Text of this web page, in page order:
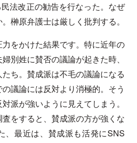
法改正の勧告を行なった。なぜ
榊原弁護士は厳しく批判する。
力をかけた結果です。特に近年の
別姓に賛否の議論が起きた時、
ち。賛成派は不毛の議論になる
議論には反対より消極的。そう
派が強いように見えてしまう。
をすると、賛成派の方が強くな
、最近は、賛成派も活発にSNS